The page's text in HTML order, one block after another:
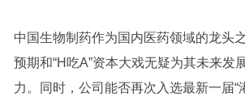
中国生物制药作为国内医药领域的龙头
预期和“H吃A”资本大戏无疑为其未来发
力。同时，公司能否再次入选最新一届“